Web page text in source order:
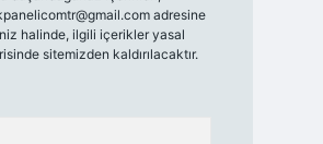
adresine
halinde, ilgili içerikler yasal
sitemizden kaldırılacaktır.